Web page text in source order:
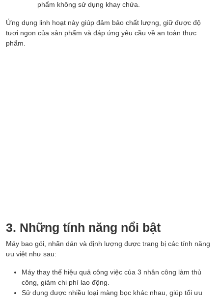
phẩm không sử dụng khay chứa.
Ứng dụng linh hoạt này giúp đảm bảo chất lượng, giữ được độ
tươi ngon của sản phẩm và đáp ứng yêu cầu về an toàn thực
phẩm.
3. Những tính năng nổi bật
Máy bao gói, nhãn dán và định lượng được trang bị các tính năng
ưu việt như sau:
Máy thay thế hiệu quả công việc của 3 nhân công làm thủ
công, giảm chi phí lao động.
Sử dụng được nhiều loại màng bọc khác nhau, giúp tối ưu